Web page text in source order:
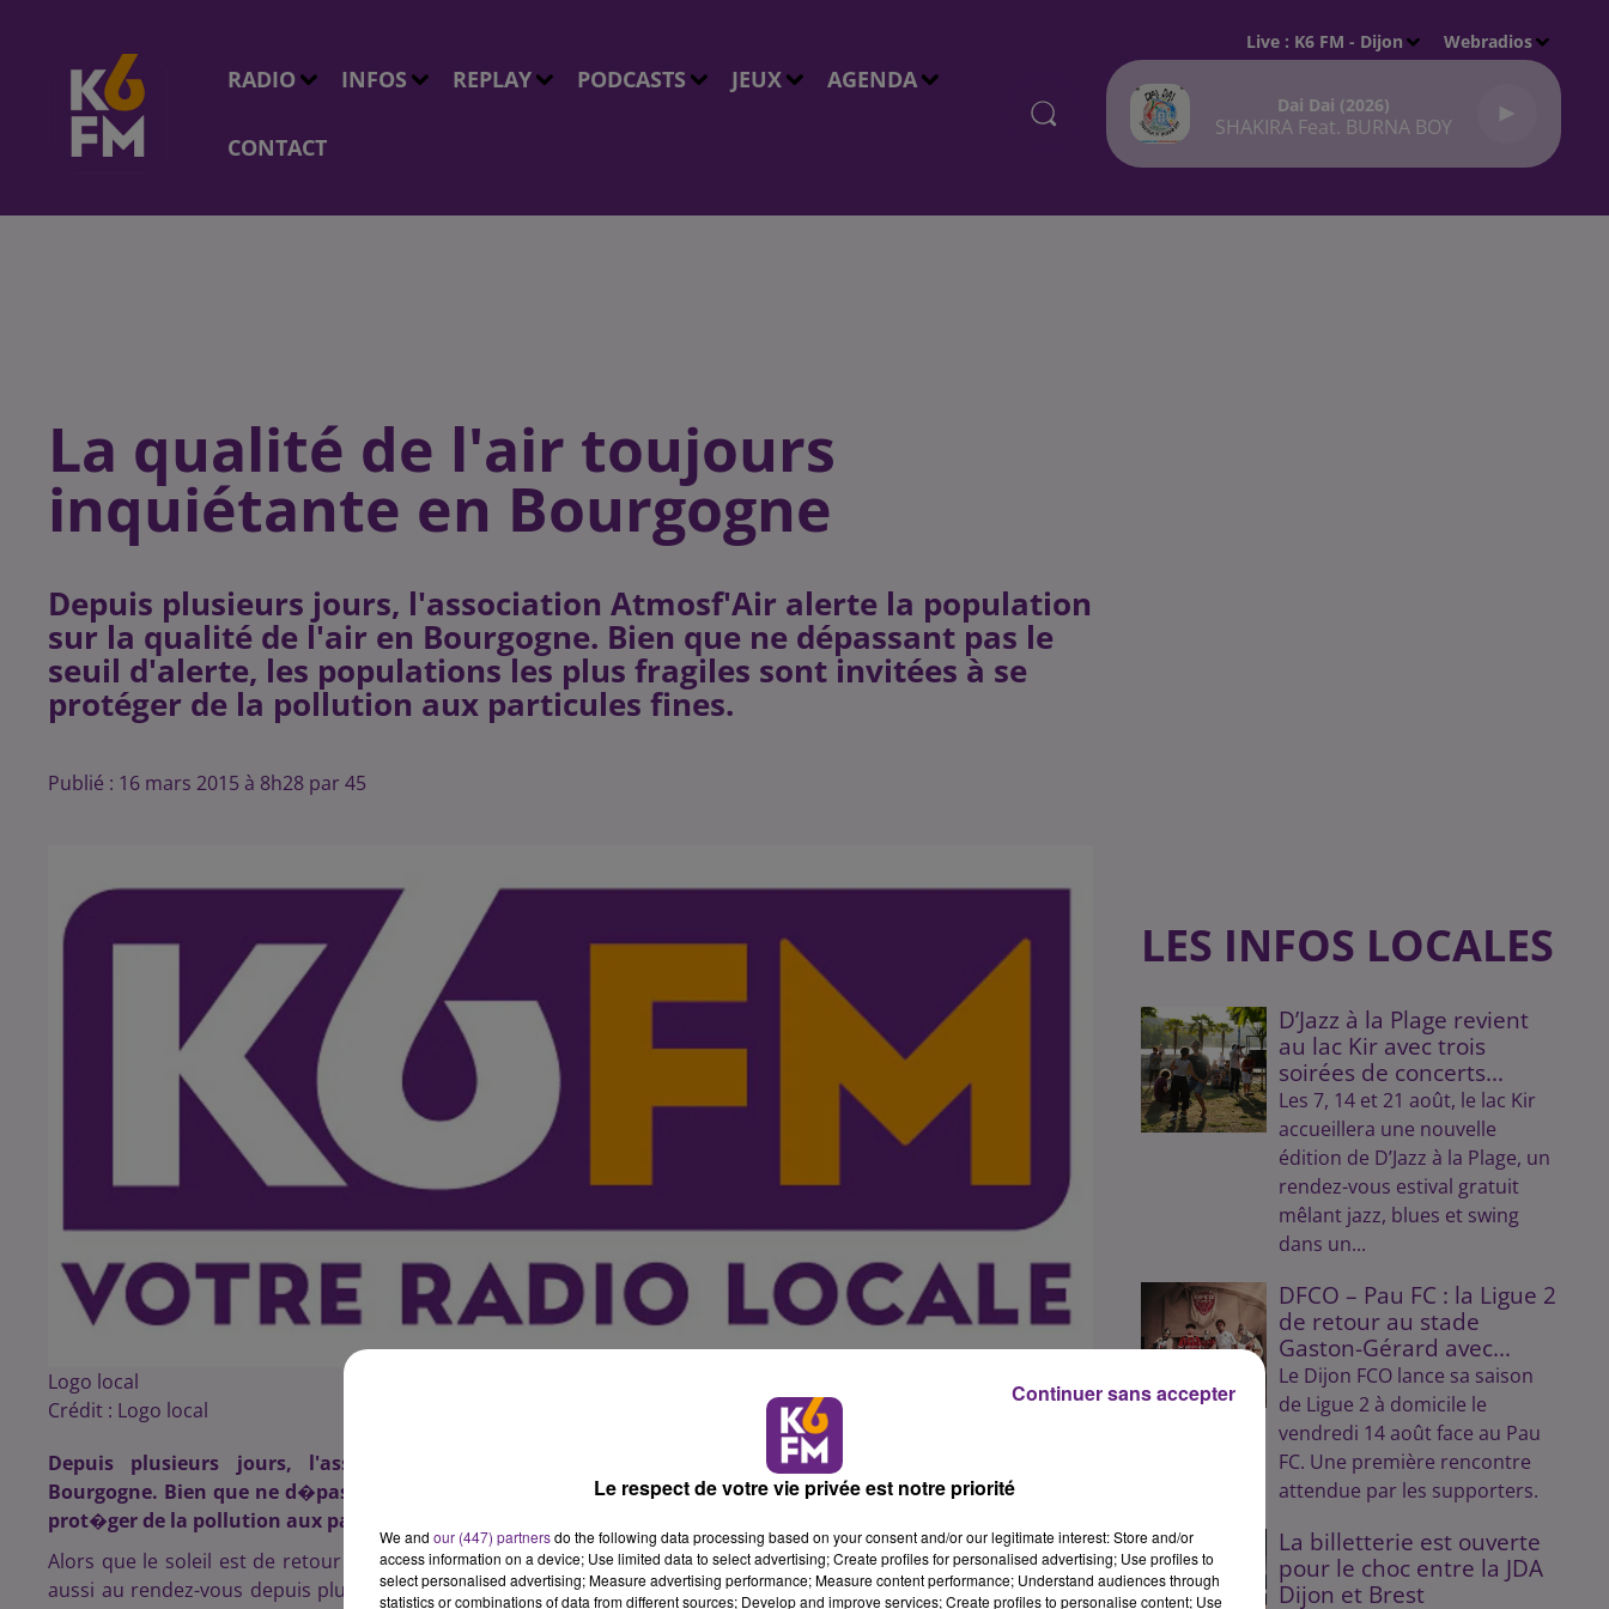
RADIO INFOS REPLAY PODCASTS JEUX AGENDA
CONTACT
Live : K6 FM - Dijon Webradios
Dai Dai (2026)
SHAKIRA Feat. BURNA BOY
La qualité de l'air toujours
inquiétante en Bourgogne
Depuis plusieurs jours, l'association Atmosf'Air alerte la population
sur la qualité de l'air en Bourgogne. Bien que ne dépassant pas le
seuil d'alerte, les populations les plus fragiles sont invitées à se
Publié : 16 mars 2015 à 8h28 par 45
Logo local
Crédit : Logo local
Depuis plusieurs jours, l'association Atmosf'Air alerte la population sur la qualit� de l'air en
Bourgogne. Bien que ne d�passant pas le seuil d'alerte, les populations les plus fragiles sont invit�es � se
prot�ger de la pollution aux particules fines.
Alors que le soleil est de retour sur la Bourgogne depuis plusieurs jours, la pollution aux particules fines est elle
aussi au rendez-vous depuis plusieurs jours. Ce week-end, la r�gion a m�me fr�l� le d�clenchement du seuil
LES INFOS LOCALES
D’Jazz à la Plage revient
au lac Kir avec trois
soirées de concerts...
Les 7, 14 et 21 août, le lac Kir
accueillera une nouvelle
édition de D’Jazz à la Plage, un
rendez-vous estival gratuit
mêlant jazz, blues et swing
dans un...
DFCO – Pau FC : la Ligue 2
de retour au stade
Gaston-Gérard avec...
Le Dijon FCO lance sa saison
de Ligue 2 à domicile le
vendredi 14 août face au Pau
FC. Une première rencontre
attendue par les supporters.
La billetterie est ouverte
pour le choc entre la JDA
Dijon et Brest
Le respect de votre vie privée est notre priorité
We and our (447) partnersdo the following data processing based on your consent and/or our legitimate interest: Store and/or
access information on a device; Use limited data to select advertising; Create profiles for personalised advertising; Use profiles to
select personalised advertising; Measure advertising performance; Measure content performance; Understand audiences through
statistics or combinations of data from different sources; Develop and improve services; Create profiles to personalise content; Use
Continuer sans accepter